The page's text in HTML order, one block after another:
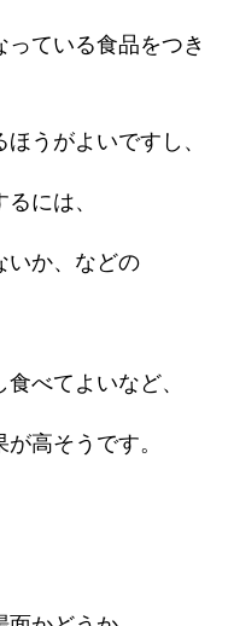
ている食品をつき
うがよいですし、
には、
いか、などの
べてよいなど、
高そうです。